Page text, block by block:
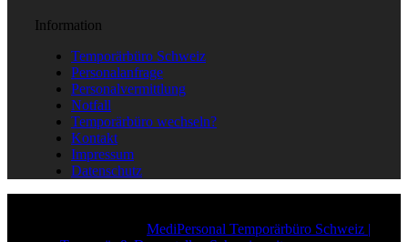
Information
Temporärbüro Schweiz
Personalanfrage
Personalvermittlung
Notfall
Temporärbüro wechseln?
Kontakt
Impressum
Datenschutz
MediPersonal Temporärbüro Schweiz |